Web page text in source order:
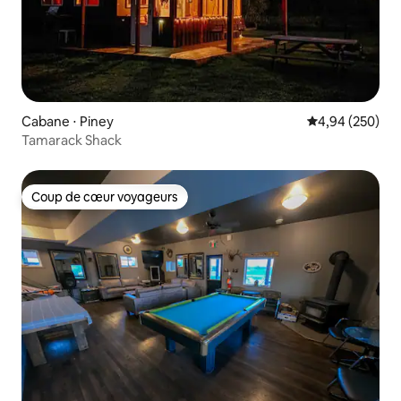
Cabane ⋅ Piney Évaluation
4,94 (250)
Tamarack Shack
Coup de cœur voyageurs
Coup de cœur voyageurs